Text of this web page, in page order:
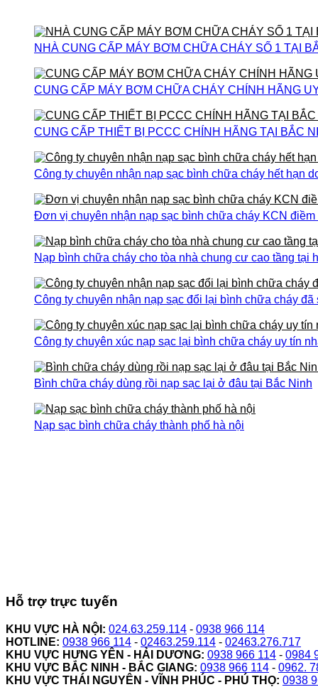
NHÀ CUNG CẤP MÁY BƠM CHỮA CHÁY SỐ 1 TẠI
CUNG CẤP MÁY BƠM CHỮA CHÁY CHÍNH HÃNG
CUNG CẤP THIẾT BỊ PCCC CHÍNH HÃNG TẠI BẮC
Công ty chuyên nhận nạp sạc bình chữa cháy hết hạn
Đơn vị chuyên nhận nạp sạc bình chữa cháy KCN
Nạp bình chữa cháy cho tòa nhà chung cư cao tầng tại
Công ty chuyên nhận nạp sạc đổi lại bình chữa cháy
Công ty chuyên xúc nạp sạc lại bình chữa cháy uy tín
Bình chữa cháy dùng rồi nạp sạc lại ở đâu tại Bắc Ninh
Nạp sạc bình chữa cháy thành phố hà nội
Hỗ trợ trực tuyến
KHU VỰC HÀ NỘI: 024.63.259.114 - 0938 966 114
HOTLINE: 0938 966 114 - 02463.259.114 - 02463.276.717
KHU VỰC HƯNG YÊN - HẢI DƯƠNG: 0938 966 114 - 0984
KHU VỰC BẮC NINH - BẮC GIANG: 0938 966 114 - 0962.
KHU VỰC THÁI NGUYÊN - VĨNH PHÚC - PHÚ THỌ: 0938